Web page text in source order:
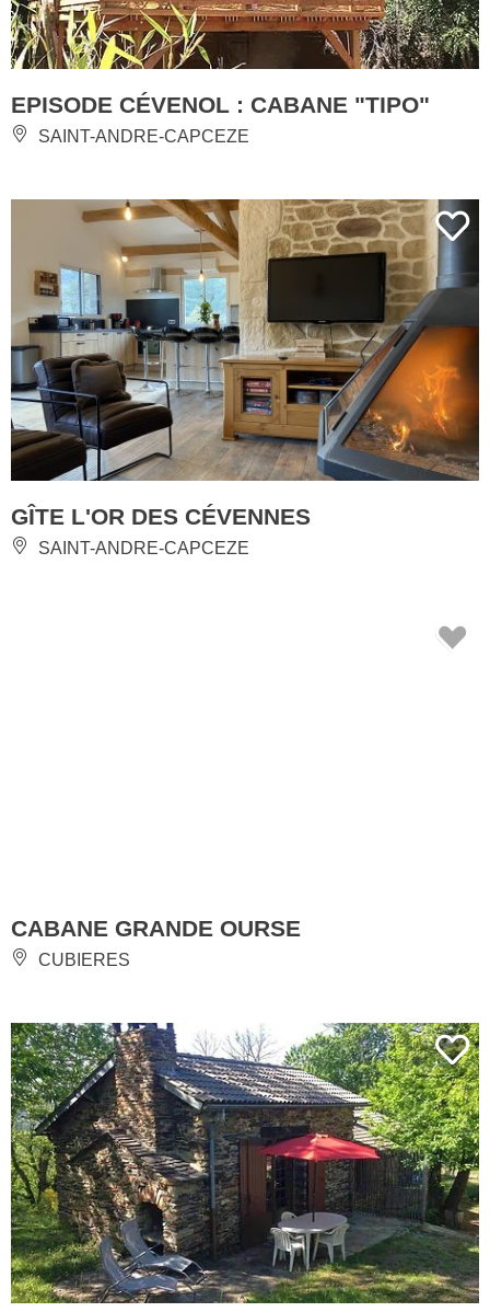
EPISODE CÉVENOL : CABANE "TIPO"
SAINT-ANDRE-CAPCEZE
GÎTE L'OR DES CÉVENNES
SAINT-ANDRE-CAPCEZE
CABANE GRANDE OURSE
CUBIERES